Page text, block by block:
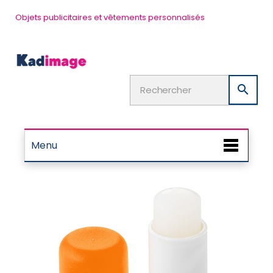
Objets publicitaires et vêtements personnalisés

Menu